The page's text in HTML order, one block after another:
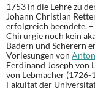
1753 in die Lehre zu
Johann Christian
erfolgreich beendete.
Chirurgie noch kein
Badern und Scherern
Vorlesungen von
Ferdinand Joseph von
von Lebmacher
Fakultät der